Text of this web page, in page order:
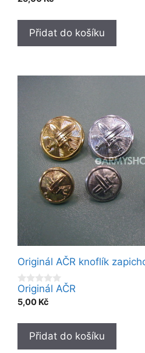
u
o
Přidat do košíku
Originál AČR knoflík
0
o
u
o
Originál AČR
5,00 Kč
Přidat do košíku